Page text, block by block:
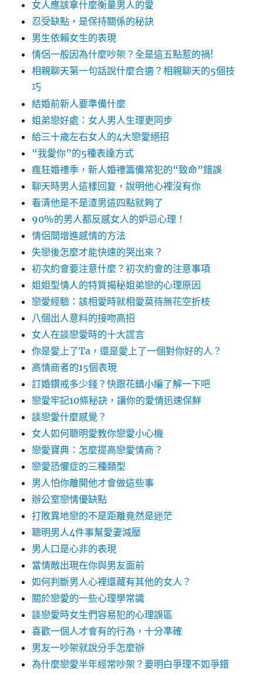
女人應該拿什麼衡量男人的愛
忍受缺點，是保持關係的秘訣
男生依賴女生的表現
情侶一般因為什麼吵架？全是這五點惹的禍!
相親聊天第一句話說什麼合適？相親聊天的5個技
巧
結婚前新人要準備什麼
姐弟戀好處：女人男人生理更同步
給三十歲左右女人的4大戀愛絕招
“我愛你”的5種表達方式
瘋狂婚禮季，新人婚禮籌備常犯的“致命”錯誤
聊天時男人這樣回复，說明他心裡沒有你
看清他是不是渣男這四點就夠了
90%的男人都反感女人的妒忌心理！
情侶間增進感情的方法
失戀後怎麼才能快速的哭出來？
初次約會要注意什麼？初次約會的注意事項
姐姐型情人的特質揭秘姐弟戀的心理原因
戀愛經驗：該相愛時就相愛莫待無花空折枝
八個出人意料的接吻高招
女人在談戀愛時的十大謊言
你是愛上了Ta，還是愛上了一個對你好的人？
高情商者的15個表現
訂婚鑽戒多少錢？快跟花鎮小編了解一下吧
戀愛牢記10條秘訣，讓你的愛情迅速保鮮
談戀愛什麼感覺？
女人如何聰明愛教你戀愛小心機
戀愛寶典：怎麼提高戀愛情商？
戀愛恐懼症的三種類型
男人怕你離開他才會做這些事
辦公室戀情優缺點
打敗異地戀的不是距離竟然是迷茫
聰明男人4件事幫愛妻減壓
男人口是心非的表現
當情敵出現在你與男友面前
如何判斷男人心裡還藏有其他的女人？
關於戀愛的一些心理學常識
談戀愛時女生們容易犯的心理誤區
喜歡一個人才會有的行為，十分準確
男友一吵架就說分手怎麼辦
為什麼戀愛半年經常吵架？要明白爭理不如爭錯